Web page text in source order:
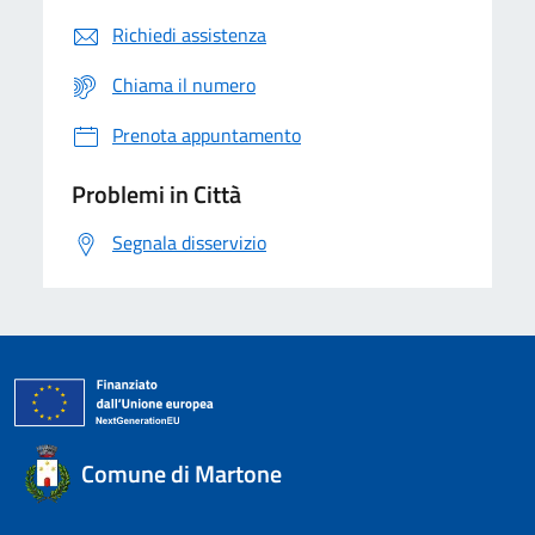
Richiedi assistenza
Chiama il numero
Prenota appuntamento
Problemi in Città
Segnala disservizio
Comune di Martone